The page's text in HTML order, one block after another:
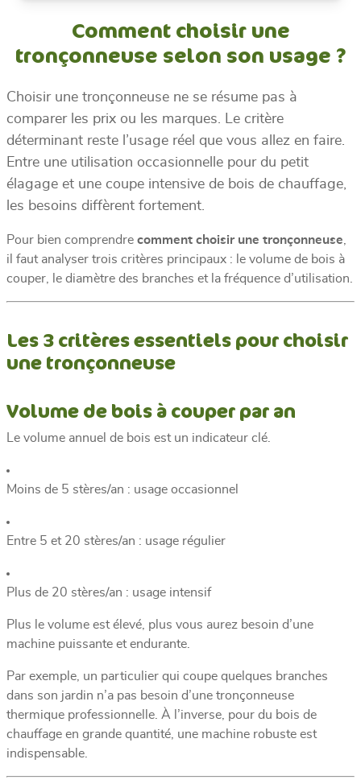
Comment choisir une
tronçonneuse selon son usage ?
Choisir une tronçonneuse ne se résume pas à
comparer les prix ou les marques. Le critère
déterminant reste l’usage réel que vous allez en faire.
Entre une utilisation occasionnelle pour du petit
élagage et une coupe intensive de bois de chauffage,
les besoins diffèrent fortement.
Pour bien comprendre comment choisir une tronçonneuse,
il faut analyser trois critères principaux : le volume de bois à
couper, le diamètre des branches et la fréquence d’utilisation.
Les 3 critères essentiels pour choisir
une tronçonneuse
Volume de bois à couper par an
Le volume annuel de bois est un indicateur clé.
Moins de 5 stères/an : usage occasionnel
Entre 5 et 20 stères/an : usage régulier
Plus de 20 stères/an : usage intensif
Plus le volume est élevé, plus vous aurez besoin d’une
machine puissante et endurante.
Par exemple, un particulier qui coupe quelques branches
dans son jardin n’a pas besoin d’une tronçonneuse
thermique professionnelle. À l’inverse, pour du bois de
chauffage en grande quantité, une machine robuste est
indispensable.